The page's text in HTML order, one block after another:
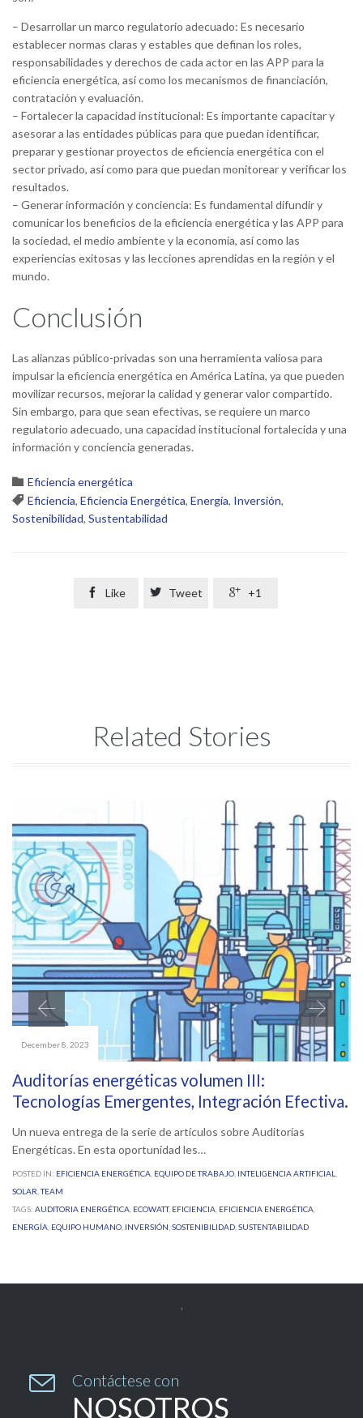
– Desarrollar un marco regulatorio adecuado: Es necesario
establecer normas claras y estables que definan los roles,
responsabilidades y derechos de cada actor en las APP para la
eficiencia energética, así como los mecanismos de financiación,
contratación y evaluación.
– Fortalecer la capacidad institucional: Es importante capacitar y
asesorar a las entidades públicas para que puedan identificar,
preparar y gestionar proyectos de eficiencia energética con el
sector privado, así como para que puedan monitorear y verificar los
resultados.
– Generar información y conciencia: Es fundamental difundir y
comunicar los beneficios de la eficiencia energética y las APP para
la sociedad, el medio ambiente y la economía, así como las
experiencias exitosas y las lecciones aprendidas en la región y el
mundo.
Conclusión
Las alianzas público-privadas son una herramienta valiosa para
impulsar la eficiencia energética en América Latina, ya que pueden
movilizar recursos, mejorar la calidad y generar valor compartido.
Sin embargo, para que sean efectivas, se requiere un marco
regulatorio adecuado, una capacidad institucional fortalecida y una
información y conciencia generadas.
 Category
Eficiencia energética
 Tags
Eficiencia, Eficiencia Energética, Energía, Inversión,
Sostenibilidad, Sustentabilidad
 Like  Tweet  +1
Related Stories
December 8, 2023
Auditorías energéticas volumen III:
Tecnologías Emergentes, Integración Efectiva.
Un nueva entrega de la serie de artículos sobre Auditorías
Energéticas. En esta oportunidad les…
POSTED IN: EFICIENCIA ENERGÉTICA EQUIPO DE TRABAJO INTELIGENCIA ARTIFICIAL
SOLAR ,TEAM
TAGS: AUDITORIA ENERGÉTICA ECOWATT, EFICIENCIA EFICIENCIA ENERGÉTICA
ENERGÍA EQUIPO HUMANO INVERSIÓN SOSTENIBILIDAD SUSTENTABILIDAD
 Contáctese con
NOSOTROS